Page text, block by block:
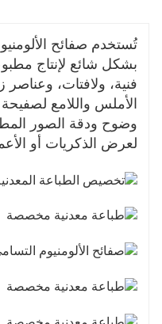
تُستخدم صفائح
بشكل شائع لإنتاج
فنية، ولافتات،
الأملس واللامع
وضوح ودقة الصور
لعرض الذكريات أو